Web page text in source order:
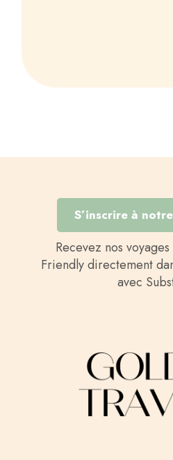
S’inscrire à
Recevez nos
Friendly directement
avec